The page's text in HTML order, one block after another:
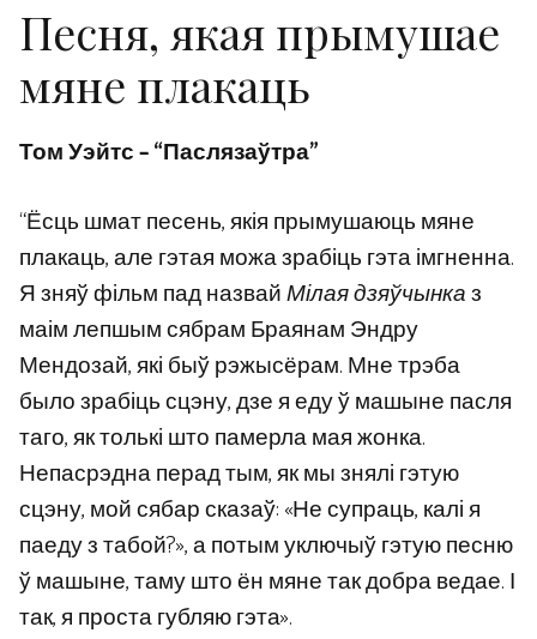
Песня, якая прымушае
мяне плакаць
Том Уэйтс – “Паслязаўтра”
“Ёсць шмат песень, якія прымушаюць мяне
плакаць, але гэтая можа зрабіць гэта імгненна.
Я зняў фільм пад назвайМілая дзяўчынказ
маім лепшым сябрам Браянам Эндру
Мендозай, які быў рэжысёрам. Мне трэба
было зрабіць сцэну, дзе я еду ў машыне пасля
таго, як толькі што памерла мая жонка.
Непасрэдна перад тым, як мы знялі гэтую
сцэну, мой сябар сказаў: «Не супраць, калі я
паеду з табой?», а потым уключыў гэтую песню
ў машыне, таму што ён мяне так добра ведае. І
так, я проста губляю гэта».